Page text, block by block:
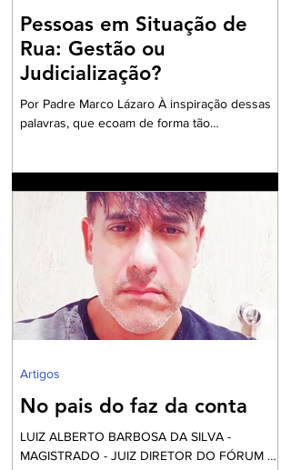
Pessoas em Situação de
Rua: Gestão ou
Judicialização?
Por Padre Marco Lázaro À inspiração dessas
palavras, que ecoam de forma tão
debate eleitoral , impõe que seja aberto um
exaustivo debate sobre a parcela tão
necessitada de assistência e visibilidade
quanto às pessoas das comunidades
periféricas que vivem assoladas pela violência
e ineficiente assistência à saúde, frequente
falta de água e sob péssim
No pais do faz da conta
LUIZ ALBERTO BARBOSA DA SILVA -
MAGISTRADO - JUIZ DIRETOR DO FÓRUM DE
Artigos